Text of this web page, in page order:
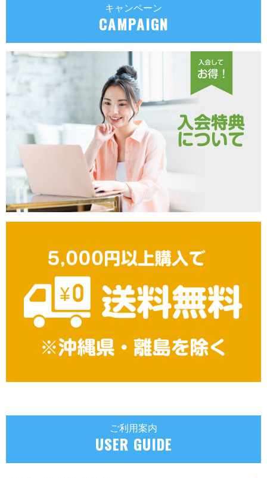
ご利用案内
USER GUIDE
キャンペーン
CAMPAIGN